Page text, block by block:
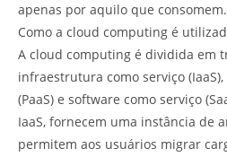
apenas por aquilo que consomem.
Como a cloud computing é
A cloud computing é dividida em
infraestrutura como serviço
(PaaS) e software como serviço
IaaS, fornecem uma instância de
permitem aos usuários migrar